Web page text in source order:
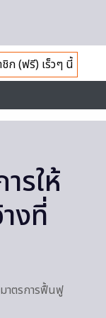
ก (ฟรี) เร็วๆ นี้
รให้
งที่
มาตรการฟื้นฟู